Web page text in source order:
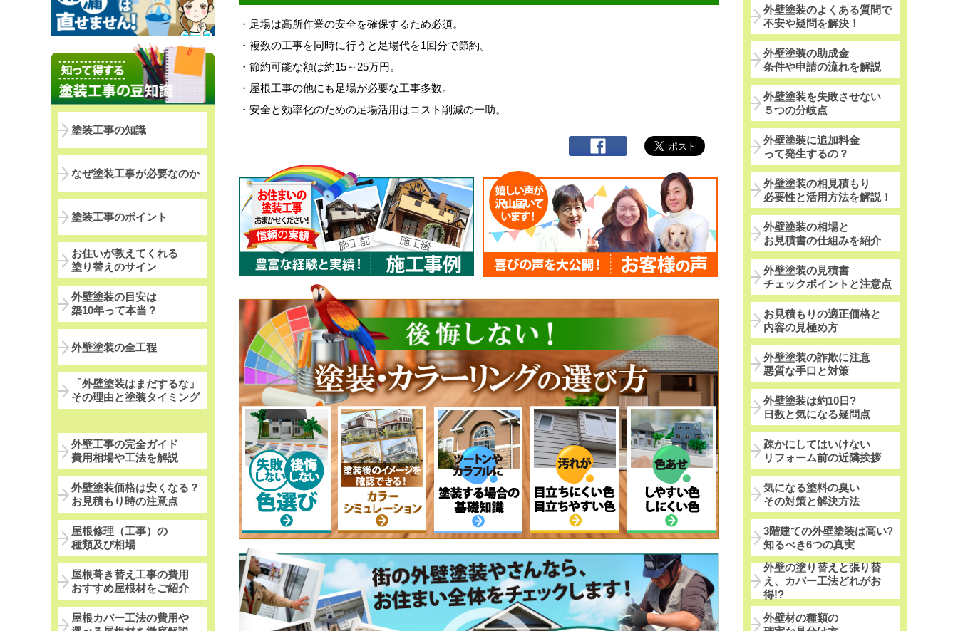
・足場は高所作業の安全を確保するため必須。
・複数の工事を同時に行うと足場代を1回分で節約。
・節約可能な額は約15～25万円。
・屋根工事の他にも足場が必要な工事多数。
・安全と効率化のための足場活用はコスト削減の一助。
外壁塗装のよくある質問で
不安や疑問を解決！
外壁塗装の助成金
条件や申請の流れを解説
外壁塗装を失敗させない
５つの分岐点
外壁塗装に追加料金
って発生するの？
外壁塗装の相見積もり
必要性と活用方法を解説！
外壁塗装の相場と
お見積書の仕組みを紹介
外壁塗装の見積書
チェックポイントと注意点
お見積もりの適正価格と
内容の見極め方
外壁塗装の詐欺に注意
悪質な手口と対策
外壁塗装は約10日?
日数と気になる疑問点
疎かにしてはいけない
リフォーム前の近隣挨拶
気になる塗料の臭い
その対策と解決方法
3階建ての外壁塗装は高い?
知るべき6つの真実
外壁の塗り替えと張り替
え、カバー工法どれがお
得!?
外壁材の種類の
塗装工事の知識
なぜ塗装工事が必要なのか
塗装工事のポイント
お住いが教えてくれる
塗り替えのサイン
外壁塗装の目安は
築10年って本当？
外壁塗装の全工程
「外壁塗装はまだするな」
その理由と塗装タイミング
外壁工事の完全ガイド
費用相場や工法を解説
外壁塗装価格は安くなる？
お見積もり時の注意点
屋根修理（工事）の
種類及び相場
屋根葺き替え工事の費用
おすすめ屋根材をご紹介
屋根カバー工法の費用や